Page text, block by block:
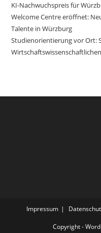
KI-Nachwuchspreis für
Welcome Centre eröffnet:
Talente in Würzburg
Studienorientierung vor Ort:
Impressum
Copyright -